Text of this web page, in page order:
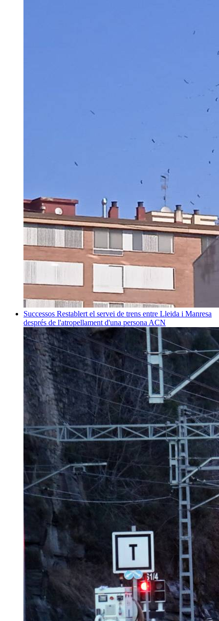
Successos Restablert el servei de trens entre Lleida i Manresa
després de l'atropellament d'una persona ACN